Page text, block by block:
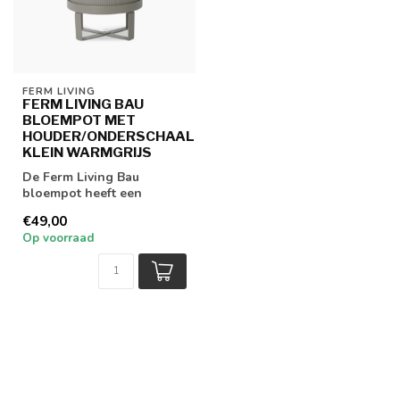
FERM LIVING
FERM LIVING BAU
BLOEMPOT MET
HOUDER/ONDERSCHAAL
KLEIN WARMGRIJS
De Ferm Living Bau
bloempot heeft een
uitstraling. Er is ook...
€49,00
Op voorraad